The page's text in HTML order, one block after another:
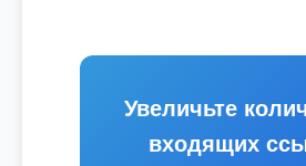
Увеличьте
входящих